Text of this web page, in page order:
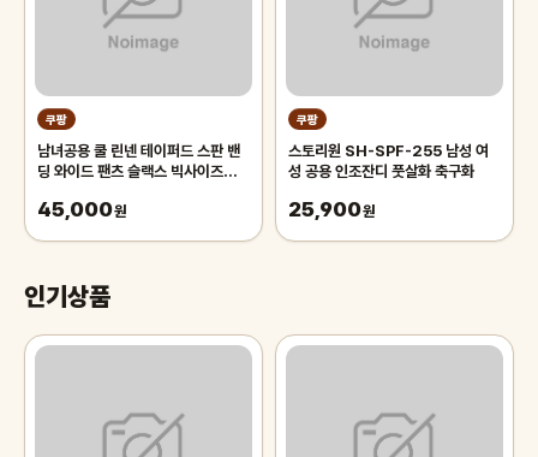
쿠팡
남녀공용 쿨 린넨 테이퍼드 스판 밴
딩 와이드 팬츠 슬랙스 빅사이즈
45,000원
쿠팡
스토리원 SH-SPF-255 남성 여
성 공용 인조잔디 풋살화 축구화
25,900원
인기상품